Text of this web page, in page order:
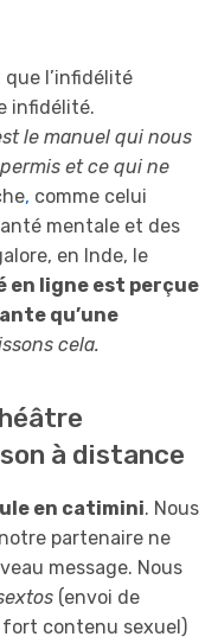
l’infidélité
infidélité.
le manuel qui nous
et ce qui ne
, comme celui
mentale et des
en Inde, le
en ligne est perçue
qu’une
cela.
à distance
en catimini. Nous
partenaire ne
message. Nous
(envoi de
fort contenu sexuel)